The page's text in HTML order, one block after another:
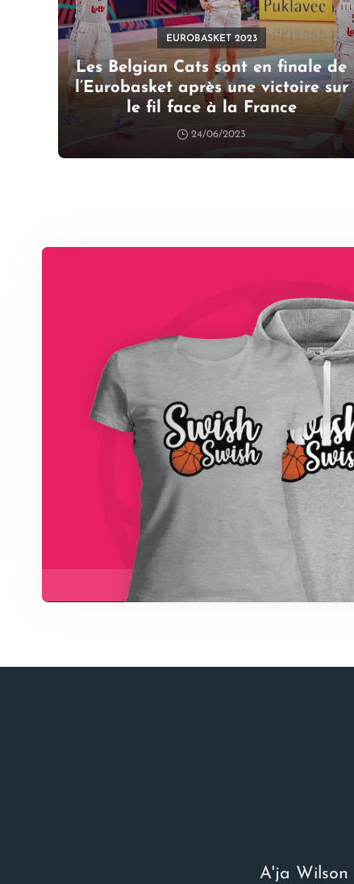
EUROBASKET 2023
Les Belgian Cats sont en finale de
l’Eurobasket après une victoire sur
le fil face à la France
24/06/2023
A'ja Wilson